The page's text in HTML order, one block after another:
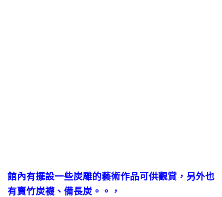
館內有擺設一些炭雕的藝術作品可供觀賞，另外也
有賣竹炭襪、備長炭。。，